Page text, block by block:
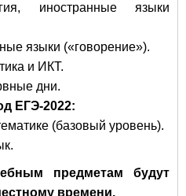
иностранные языки
языки («говорение»).
и ИКТ.
дни.
ЕГЭ-2022:
(базовый уровень).
предметам будут
времени.